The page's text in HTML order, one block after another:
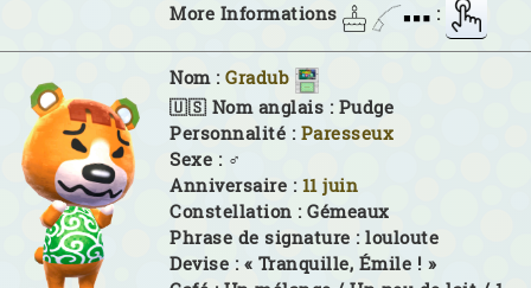
More Informations
:
Nom : Gradub
🇺🇸 Nom anglais : Pudge
Personnalité : Paresseux
Sexe : ♂
Anniversaire : 11 juin
Constellation : Gémeaux
Phrase de signature : louloute
Devise : « Tranquille, Émile ! »